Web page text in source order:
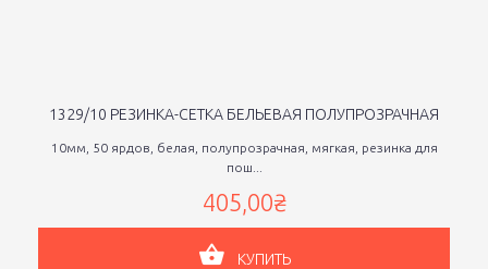
1329/10 РЕЗИНКА-СЕТКА БЕЛЬЕВАЯ ПОЛУПРОЗРАЧНАЯ
10мм, 50 ярдов, белая, полупрозрачная, мягкая, резинка для
пош...
405,00₴
КУПИТЬ